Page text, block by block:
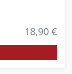
18,90 €